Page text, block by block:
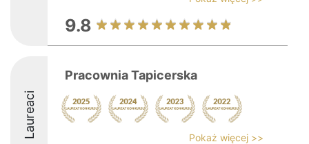
9.8
Laureaci
Pracownia Tapicerska
Pokaż więcej >>